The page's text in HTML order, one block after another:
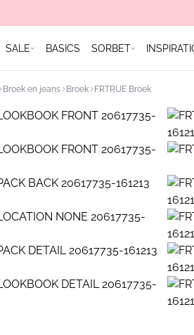
SALE BASICS SORBET
Broek en jeans Broek FRTRUE Broek